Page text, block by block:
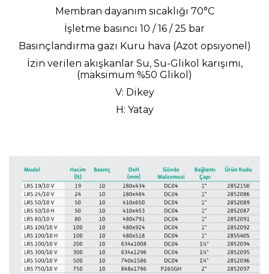
Membran dayanım sıcaklığı 70°C
İşletme basıncı 10 / 16 / 25 bar
Basınçlandırma gazı Kuru hava (Azot opsiyonel)
İzin verilen akışkanlar Su, Su-Glikol karışımı,
(maksimum %50 Glikol)
V: Dikey
H: Yatay